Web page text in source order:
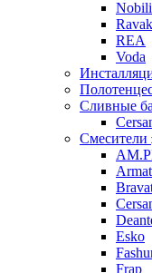
Nobili
Ravak
REA
Voda
Сливные
Смесители
Esko
Frap